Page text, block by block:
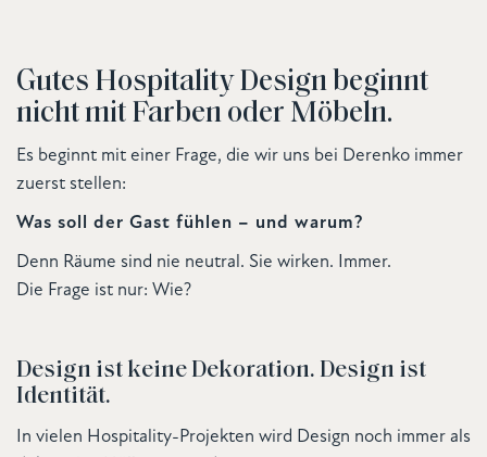
Gutes Hospitality Design beginnt
nicht mit Farben oder Möbeln.
Es beginnt mit einer Frage, die wir uns bei Derenko immer
zuerst stellen:
Was soll der Gast fühlen – und warum?
Denn Räume sind nie neutral. Sie wirken. Immer.
Die Frage ist nur: Wie?
Design ist keine Dekoration. Design ist
Identität.
In vielen Hospitality-Projekten wird Design noch immer als